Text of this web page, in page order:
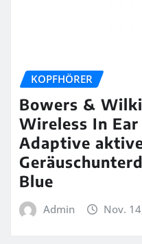
KOPFHÖRER
Bowers &
Wireless In
Adaptive
Blue
Admin Nov.